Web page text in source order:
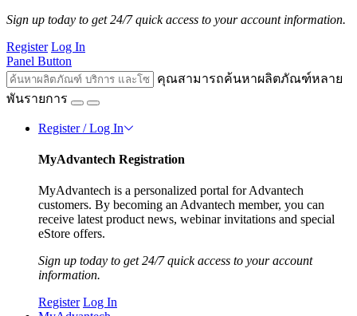
Sign up today to get 24/7 quick access to your account information.
Register Log In
Panel Button
คุณสามารถค้นหาผลิตภัณฑ์หลาย
พันรายการ
Register / Log In
MyAdvantech Registration
MyAdvantech is a personalized portal for Advantech
customers. By becoming an Advantech member, you can
receive latest product news, webinar invitations and special
eStore offers.
Sign up today to get 24/7 quick access to your account
information.
Register Log In